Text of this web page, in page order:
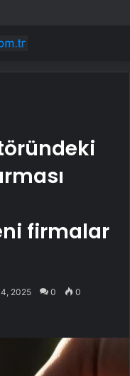
firmalar
2025 0 0